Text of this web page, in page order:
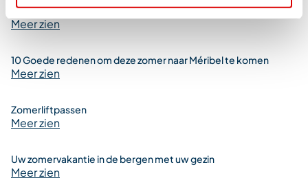
Je familievakantie in de bergen deze zomer in Frankrijk
Meer zien
10 Goede redenen om deze zomer naar Méribel te komen
Meer zien
Zomerliftpassen
Meer zien
Uw zomervakantie in de bergen met uw gezin
Meer zien